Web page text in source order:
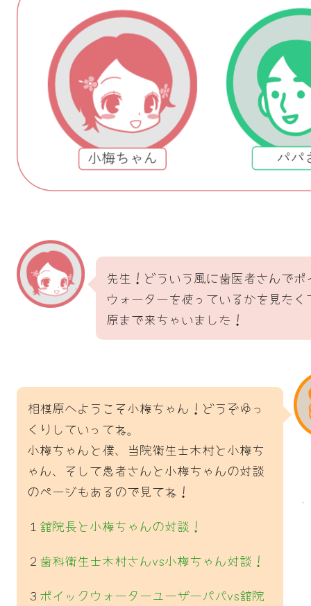
先生！どういう風に歯医者さんでポ
ウォーターを使っているかを見たく
原まで来ちゃいました！
相模原へようこそ小梅ちゃん！どうぞゆっ
くりしていってね。
小梅ちゃんと僕、当院衛生士木村と小梅ち
ゃん、そして患者さんと小梅ちゃんの対談
のページもあるので見てね！
１ 舘院長と小梅ちゃんの対談！
２ 歯科衛生士木村さんvs小梅ちゃん対談！
３ ポイックウォーターユーザーパパvs舘院